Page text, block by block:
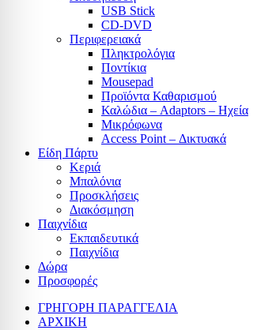
USB Stick
CD-DVD
Περιφερειακά
Πληκτρολόγια
Ποντίκια
Mousepad
Προϊόντα Καθαρισμού
Καλώδια – Adaptors – Ηχεία
Μικρόφωνα
Access Point – Δικτυακά
Είδη Πάρτυ
Κεριά
Μπαλόνια
Προσκλήσεις
Διακόσμηση
Παιχνίδια
Εκπαιδευτικά
Παιχνίδια
Δώρα
Προσφορές
ΓΡΗΓΟΡΗ ΠΑΡΑΓΓΕΛΙΑ
ΑΡΧΙΚΗ